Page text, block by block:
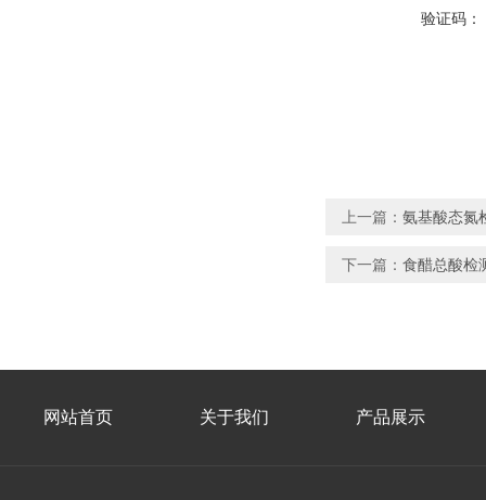
验证码：
上一篇： 氨基酸态氮
下一篇： 食醋总酸检
网站首页 关于我们 产品展示